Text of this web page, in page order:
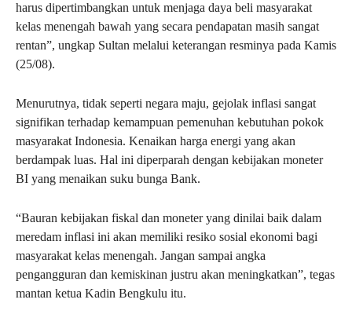
harus dipertimbangkan untuk menjaga daya beli masyarakat
kelas menengah bawah yang secara pendapatan masih sangat
rentan”, ungkap Sultan melalui keterangan resminya pada Kamis
(25/08).
Menurutnya, tidak seperti negara maju, gejolak inflasi sangat
signifikan terhadap kemampuan pemenuhan kebutuhan pokok
masyarakat Indonesia. Kenaikan harga energi yang akan
berdampak luas. Hal ini diperparah dengan kebijakan moneter
BI yang menaikan suku bunga Bank.
“Bauran kebijakan fiskal dan moneter yang dinilai baik dalam
meredam inflasi ini akan memiliki resiko sosial ekonomi bagi
masyarakat kelas menengah. Jangan sampai angka
pengangguran dan kemiskinan justru akan meningkatkan”, tegas
mantan ketua Kadin Bengkulu itu.